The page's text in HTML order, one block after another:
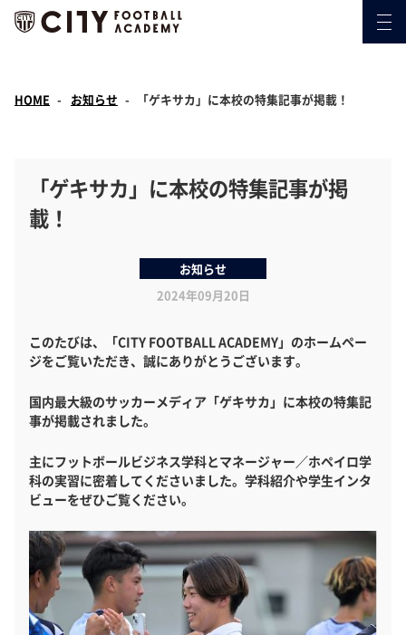
HOME お知らせ 「ゲキサカ」に本校の特集記事が掲載！
「ゲキサカ」に本校の特集記事が掲
載！
お知らせ
2024年09月20日
このたびは、「CITY FOOTBALL ACADEMY」のホームペー
ジをご覧いただき、誠にありがとうございます。
国内最大級のサッカーメディア「ゲキサカ」に本校の特集記
事が掲載されました。
主にフットボールビジネス学科とマネージャー／ホペイロ学
科の実習に密着してくださいました。学科紹介や学生インタ
ビューをぜひご覧ください。